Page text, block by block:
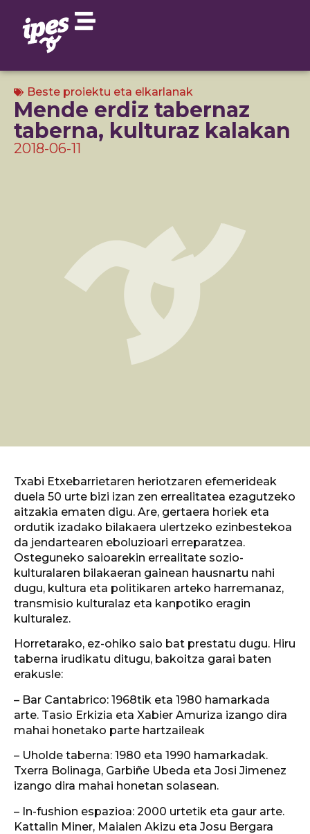
Beste proiektu eta elkarlanak
Mende erdiz tabernaz
taberna, kulturaz kalakan
2018-06-11
Txabi Etxebarrietaren heriotzaren efemerideak
duela 50 urte bizi izan zen errealitatea ezagutzeko
aitzakia ematen digu. Are, gertaera horiek eta
ordutik izadako bilakaera ulertzeko ezinbestekoa
da jendartearen eboluzioari erreparatzea.
Osteguneko saioarekin errealitate sozio-
kulturalaren bilakaeran gainean hausnartu nahi
dugu, kultura eta politikaren arteko harremanaz,
transmisio kulturalaz eta kanpotiko eragin
kulturalez.
Horretarako, ez-ohiko saio bat prestatu dugu. Hiru
taberna irudikatu ditugu, bakoitza garai baten
erakusle:
– Bar Cantabrico: 1968tik eta 1980 hamarkada
arte. Tasio Erkizia eta Xabier Amuriza izango dira
mahai honetako parte hartzaileak
– Uholde taberna: 1980 eta 1990 hamarkadak.
Txerra Bolinaga, Garbiñe Ubeda eta Josi Jimenez
izango dira mahai honetan solasean.
– In-fushion espazioa: 2000 urtetik eta gaur arte.
Kattalin Miner, Maialen Akizu eta Josu Bergara